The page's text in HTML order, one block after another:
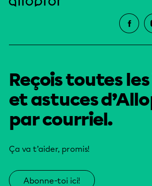
Reçois toutes
et astuces
par courriel.
Ça va t’aider, promis!
Abonne-toi ici!